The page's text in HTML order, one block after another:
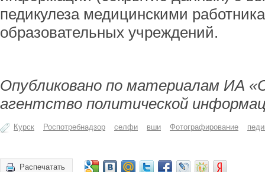
педикулеза медицинскими
образовательных учреждений.
Опубликовано по материалам ИА
агентство политической
Курск Роспотребнадзор селфи вши Фотографирование
Распечатать